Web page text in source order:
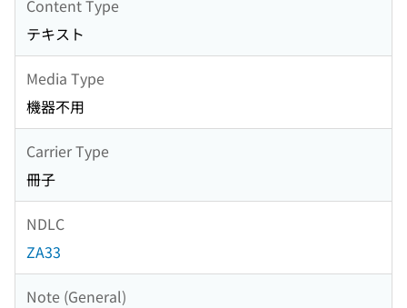
Content Type
テキスト
Media Type
機器不用
Carrier Type
冊子
NDLC
ZA33
Note (General)